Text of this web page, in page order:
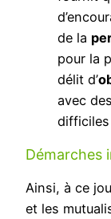
de la
pour la
délit d’
avec
Démarches
Ainsi, à ce
et les